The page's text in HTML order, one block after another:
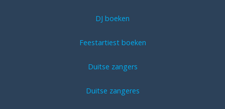
DJ boeken
Feestartiest boeken
Duitse zangers
Duitse zangeres